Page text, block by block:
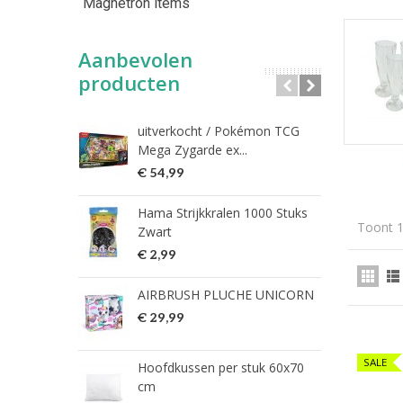
Aanbevolen
producten
uitverkocht / Pokémon TCG
Mega Zygarde ex...
€ 54,99
Hama Strijkkralen 1000 Stuks
Zwart
€ 2,99
AIRBRUSH PLUCHE UNICORN
€ 29,99
Hoofdkussen per stuk 60x70
cm
€
€
HG
Toont
SALE